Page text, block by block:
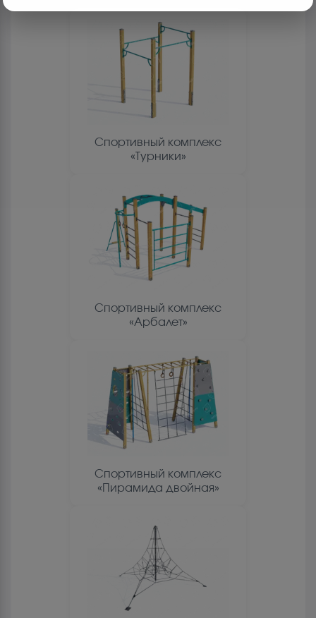
Спортивный комплекс
«Турники»
Спортивный комплекс
«Арбалет»
Спортивный комплекс
«Пирамида двойная»